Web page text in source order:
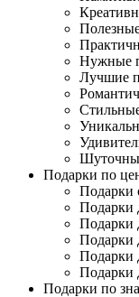
Нужные
Лучшие
Подарки по
Подарки
Подарки
Подарки
Подарки
Подарки
Подарки
Подарки по